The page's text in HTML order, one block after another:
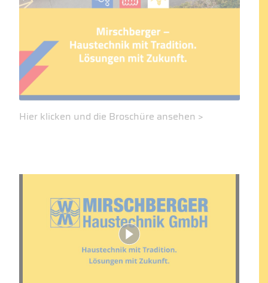
Hier klicken und die Broschüre ansehen >